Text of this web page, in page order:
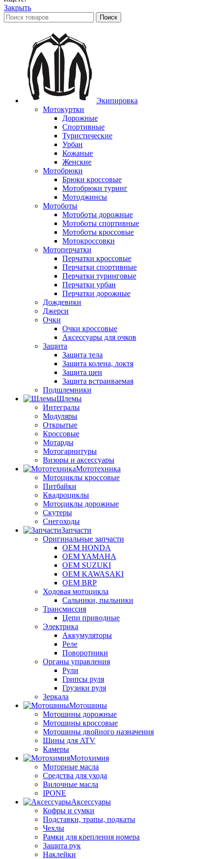
Закрыть
Поиск
Экипировка
Мотокуртки
Дорожные
Спортивные
Туристические
Урбан
Кожаные
Женские
Мотобрюки
Брюки кроссовые
Мотобрюки туринг
Мотоджинсы
Мотоботы
Мотоботы дорожные
Мотоботы спортивные
Мотоботы кроссовые
Мотокроссовки
Мотоперчатки
Перчатки кроссовые
Перчатки спортивные
Перчатки туринговые
Перчатки урбан
Перчатки дорожные
Дождевики
Джерси
Очки
Очки кроссовые
Аксессуары для очков
Защита
Защита тела
Защита колена, локтя
Защита шеи
Защита встраиваемая
Подшлемники
Шлемы
Интегралы
Модуляры
Открытые
Кроссовые
Мотарды
Мотогарнитуры
Визоры и аксессуары
Мототехника
Мотоциклы кроссовые
Питбайки
Квадроциклы
Мотоциклы дорожные
Скутеры
Снегоходы
Запчасти
Оригинальные запчасти
OEM HONDA
OEM YAMAHA
OEM SUZUKI
OEM KAWASAKI
OEM BRP
Ходовая мотоцикла
Сальники, пыльники
Трансмиссия
Цепи приводные
Электрика
Аккумуляторы
Реле
Поворотники
Органы управления
Рули
Грипсы руля
Грузики руля
Зеркала
Мотошины
Мотошины дорожные
Мотошины кроссовые
Мотошины двойного назначения
Шины для ATV
Камеры
Мотохимия
Моторные масла
Средства для ухода
Вилочные масла
IPONE
Аксессуары
Кофры и сумки
Подставки, трапы, подкаты
Чехлы
Рамки для крепления номера
Защита рук
Наклейки